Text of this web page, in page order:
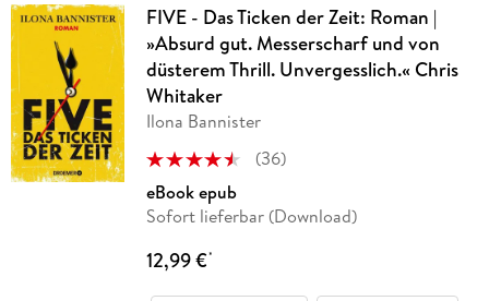
FIVE - Das Ticken der Zeit: Roman |
»Absurd gut. Messerscharf und von
düsterem Thrill. Unvergesslich.« Chris
Whitaker
Ilona Bannister
(36)
eBook epub
Sofort lieferbar (Download)
12,99 €*